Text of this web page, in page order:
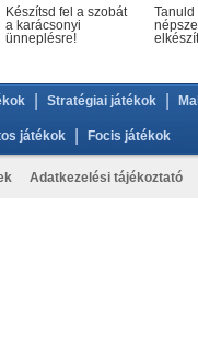
Készítsd fel a szobát
a karácsonyi
ünneplésre!
Tanuld
Stratégiai játékok
játékok Focis játékok
Adatkezelési tájékoztató